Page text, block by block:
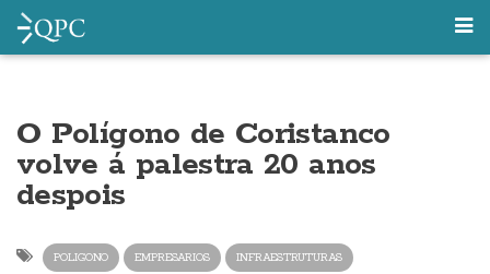
O Polígono de Coristanco
volve á palestra 20 anos
despois
POLIGONO EMPRESARIOS INFRAESTRUTURAS